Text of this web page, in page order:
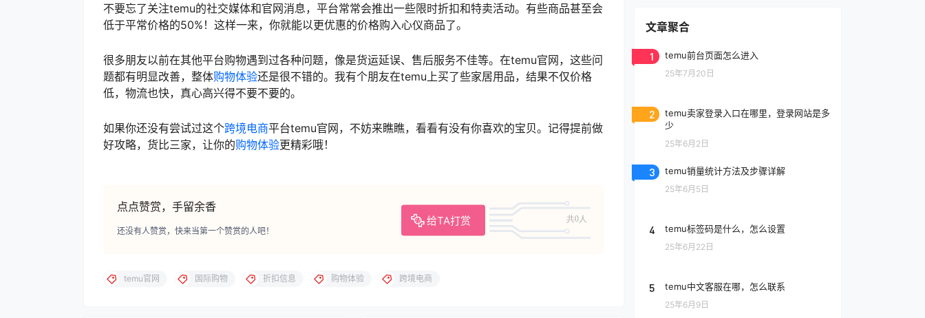
不要忘了关注temu的社交媒体和官网消息，平台常常会推出一些限时折扣和特卖活动。有些商品甚至会
低于平常价格的50%！这样一来，你就能以更优惠的价格购入心仪商品了。
很多朋友以前在其他平台购物遇到过各种问题，像是货运延误、售后服务不佳等。在temu官网，这些问
题都有明显改善，整体购物体验还是很不错的。我有个朋友在temu上买了些家居用品，结果不仅价格
低，物流也快，真心高兴得不要不要的。
如果你还没有尝试过这个跨境电商平台temu官网，不妨来瞧瞧，看看有没有你喜欢的宝贝。记得提前做
好攻略，货比三家，让你的购物体验更精彩哦！
点点赞赏，手留余香
给TA打赏 共0人
还没有人赞赏，快来当第一个赞赏的人吧！
temu官网 国际购物 折扣信息 购物体验 跨境电商
文章聚合
1 temu前台页面怎么进入
25年7月20日
2
temu卖家登录入口在哪里，登录网站是多
少
25年6月2日
3 temu销量统计方法及步骤详解
25年6月5日
4 temu标签码是什么，怎么设置
25年6月22日
5 temu中文客服在哪，怎么联系
25年6月9日